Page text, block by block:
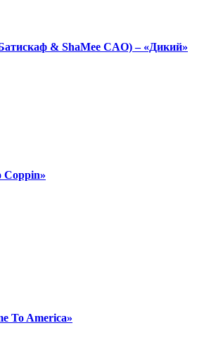
& ShaMee CAO) – «Дикий»
Coppin»
To America»